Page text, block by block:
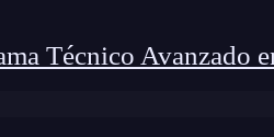
Técnico Avanzado